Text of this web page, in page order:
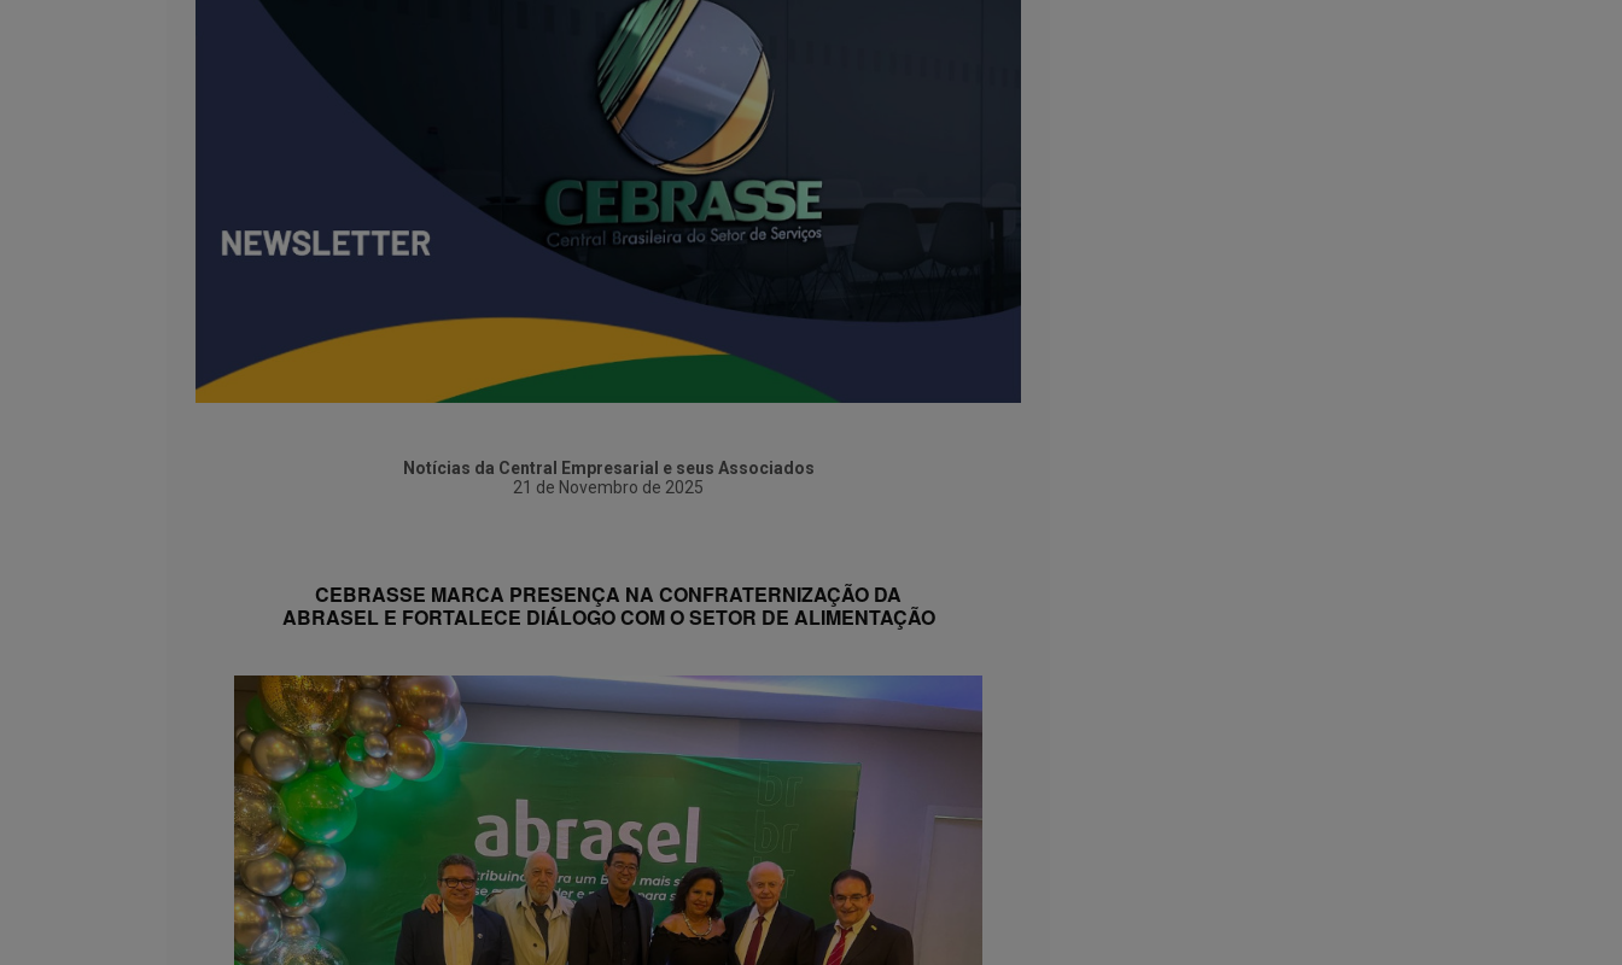
Notícias da Central Empresarial e seus Associados
21 de Novembro de 2025
CEBRASSE MARCA PRESENÇA NA CONFRATERNIZAÇÃO DA
ABRASEL E FORTALECE DIÁLOGO COM O SETOR DE ALIMENTAÇÃO